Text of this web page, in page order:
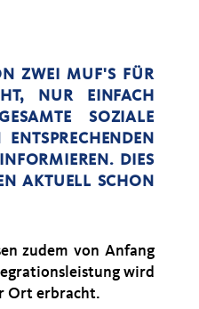
ZWEI MUF'S FÜR
NUR EINFACH
SOZIALE
DIES
AKTUELL SCHON
zudem von Anfang
wird
Ort erbracht.